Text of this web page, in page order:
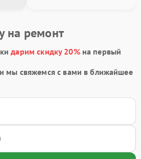
на ремонт
дарим скидку 20%на первый
мы свяжемся с вами в ближайшее